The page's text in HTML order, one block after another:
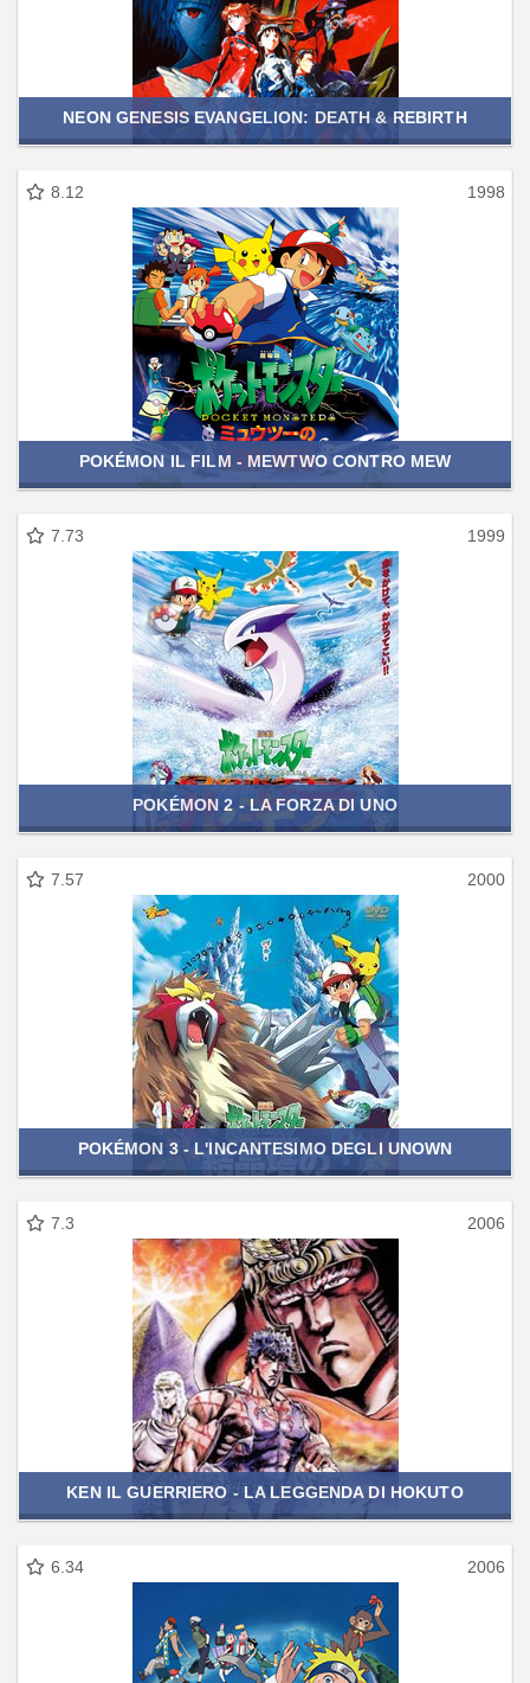
NEON GENESIS EVANGELION: DEATH & REBIRTH
8.12 1998
POKÉMON IL FILM - MEWTWO CONTRO MEW
7.73 1999
POKÉMON 2 - LA FORZA DI UNO
7.57 2000
POKÉMON 3 - L'INCANTESIMO DEGLI UNOWN
7.3 2006
KEN IL GUERRIERO - LA LEGGENDA DI HOKUTO
6.34 2006